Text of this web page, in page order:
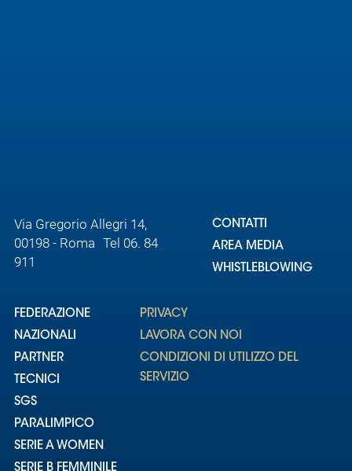
Via Gregorio Allegri 14,
00198 - Roma Tel 06. 84
911
CONTATTI
AREA MEDIA
WHISTLEBLOWING
FEDERAZIONE
NAZIONALI
PARTNER
TECNICI
SGS
PARALIMPICO
SERIE A WOMEN
SERIE B FEMMINILE
PRIVACY
LAVORA CON NOI
CONDIZIONI DI UTILIZZO DEL
SERVIZIO